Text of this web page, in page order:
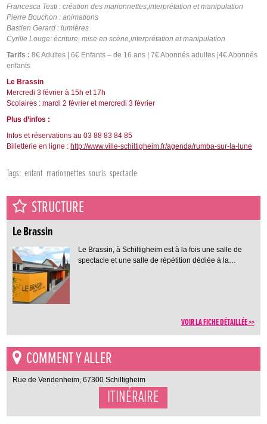
Francesca Testi : création des marionnettes,interprétation et manipulation
Pierre Bouchon : animations
Bastien Gerard : lumières
Cyrille Louge: écriture, mise en scène,interprétation et manipulation
Tarifs : 8€ Adultes | 6€ Enfants – de 16 ans | 7€ Abonnés adultes |4€ Abonnés
enfants
Le Brassin
Mercredi 3 février à 15h et 17h
Scolaires : mardi 2 février et mercredi 3 février
Plus d’infos :
Infos et réservations au 03 88 83 84 85
Billetterie en ligne : http://www.ville-schiltigheim.fr/agenda/rumba-sur-la-lune
Tags: enfant marionnettes souris spectacle
STRUCTURE
Le Brassin
Le Brassin, à Schiltigheim est à la fois une salle de
spectacle et une salle de répétition dédiée à la…
VOIR LA FICHE DÉTAILLÉE >>
COMMENT Y ALLER
Rue de Vendenheim, 67300 Schiltigheim
ITINÉRAIRE